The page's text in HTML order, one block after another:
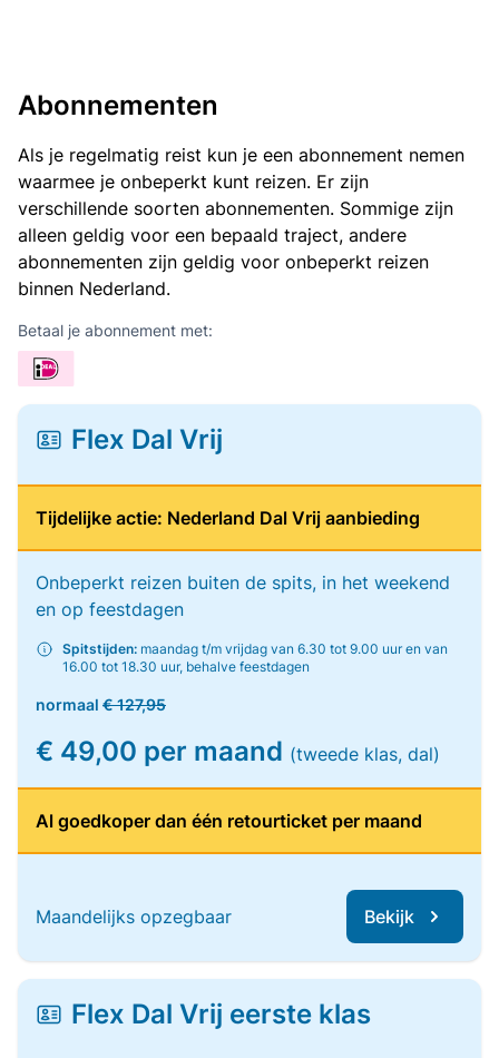
Abonnementen
Als je regelmatig reist kun je een abonnement nemen
waarmee je onbeperkt kunt reizen. Er zijn
verschillende soorten abonnementen. Sommige zijn
alleen geldig voor een bepaald traject, andere
abonnementen zijn geldig voor onbeperkt reizen
binnen Nederland.
Betaal je abonnement met:
Flex Dal Vrij
Tijdelijke actie: Nederland Dal Vrij aanbieding
Onbeperkt reizen buiten de spits, in het weekend
en op feestdagen
Spitstijden: maandag t/m vrijdag van 6.30 tot 9.00 uur en van
16.00 tot 18.30 uur, behalve feestdagen
normaal € 127,95
€ 49,00 per maand (tweede klas, dal)
Al goedkoper dan één retourticket per maand
Maandelijks opzegbaar Bekijk
Flex Dal Vrij eerste klas